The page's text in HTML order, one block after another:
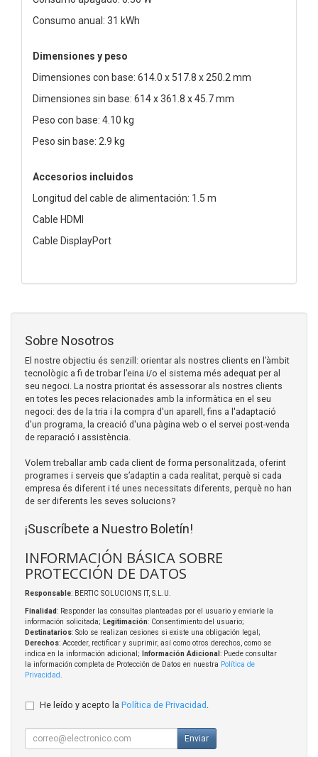
Consumo anual: 31 kWh
Dimensiones y peso
Dimensiones con base: 614.0 x 517.8 x 250.2 mm
Dimensiones sin base: 614 x 361.8 x 45.7 mm
Peso con base: 4.10 kg
Peso sin base: 2.9 kg
Accesorios incluidos
Longitud del cable de alimentación: 1.5 m
Cable HDMI
Cable DisplayPort
Sobre Nosotros
El nostre objectiu és senzill: orientar als nostres clients en l’àmbit
tecnològic a fi de trobar l’eina i/o el sistema més adequat per al
seu negoci. La nostra prioritat és assessorar als nostres clients
en totes les peces relacionades amb la informàtica en el seu
negoci: des de la tria i la compra d'un aparell, fins a l'adaptació
d'un programa, la creació d'una pàgina web o el servei post-venda
de reparació i assistència.
Volem treballar amb cada client de forma personalitzada, oferint
programes i serveis que s’adaptin a cada realitat, perquè si cada
empresa és diferent i té unes necessitats diferents, perquè no han
de ser diferents les seves solucions?
¡Suscríbete a Nuestro Boletín!
INFORMACIÓN BÁSICA SOBRE
PROTECCIÓN DE DATOS
Responsable: BERTIC SOLUCIONS IT, S.L.U.
Finalidad: Responder las consultas planteadas por el usuario y enviarle la
información solicitada; Legitimación: Consentimiento del usuario;
Destinatarios: Solo se realizan cesiones si existe una obligación legal;
Derechos: Acceder, rectificar y suprimir, así como otros derechos, como se
indica en la información adicional;
Información Adicional : Puede consultar
la información completa de Protección de Datos en nuestra Política de
Privacidad
He leído y acepto la Política de Privacidad
Enviar